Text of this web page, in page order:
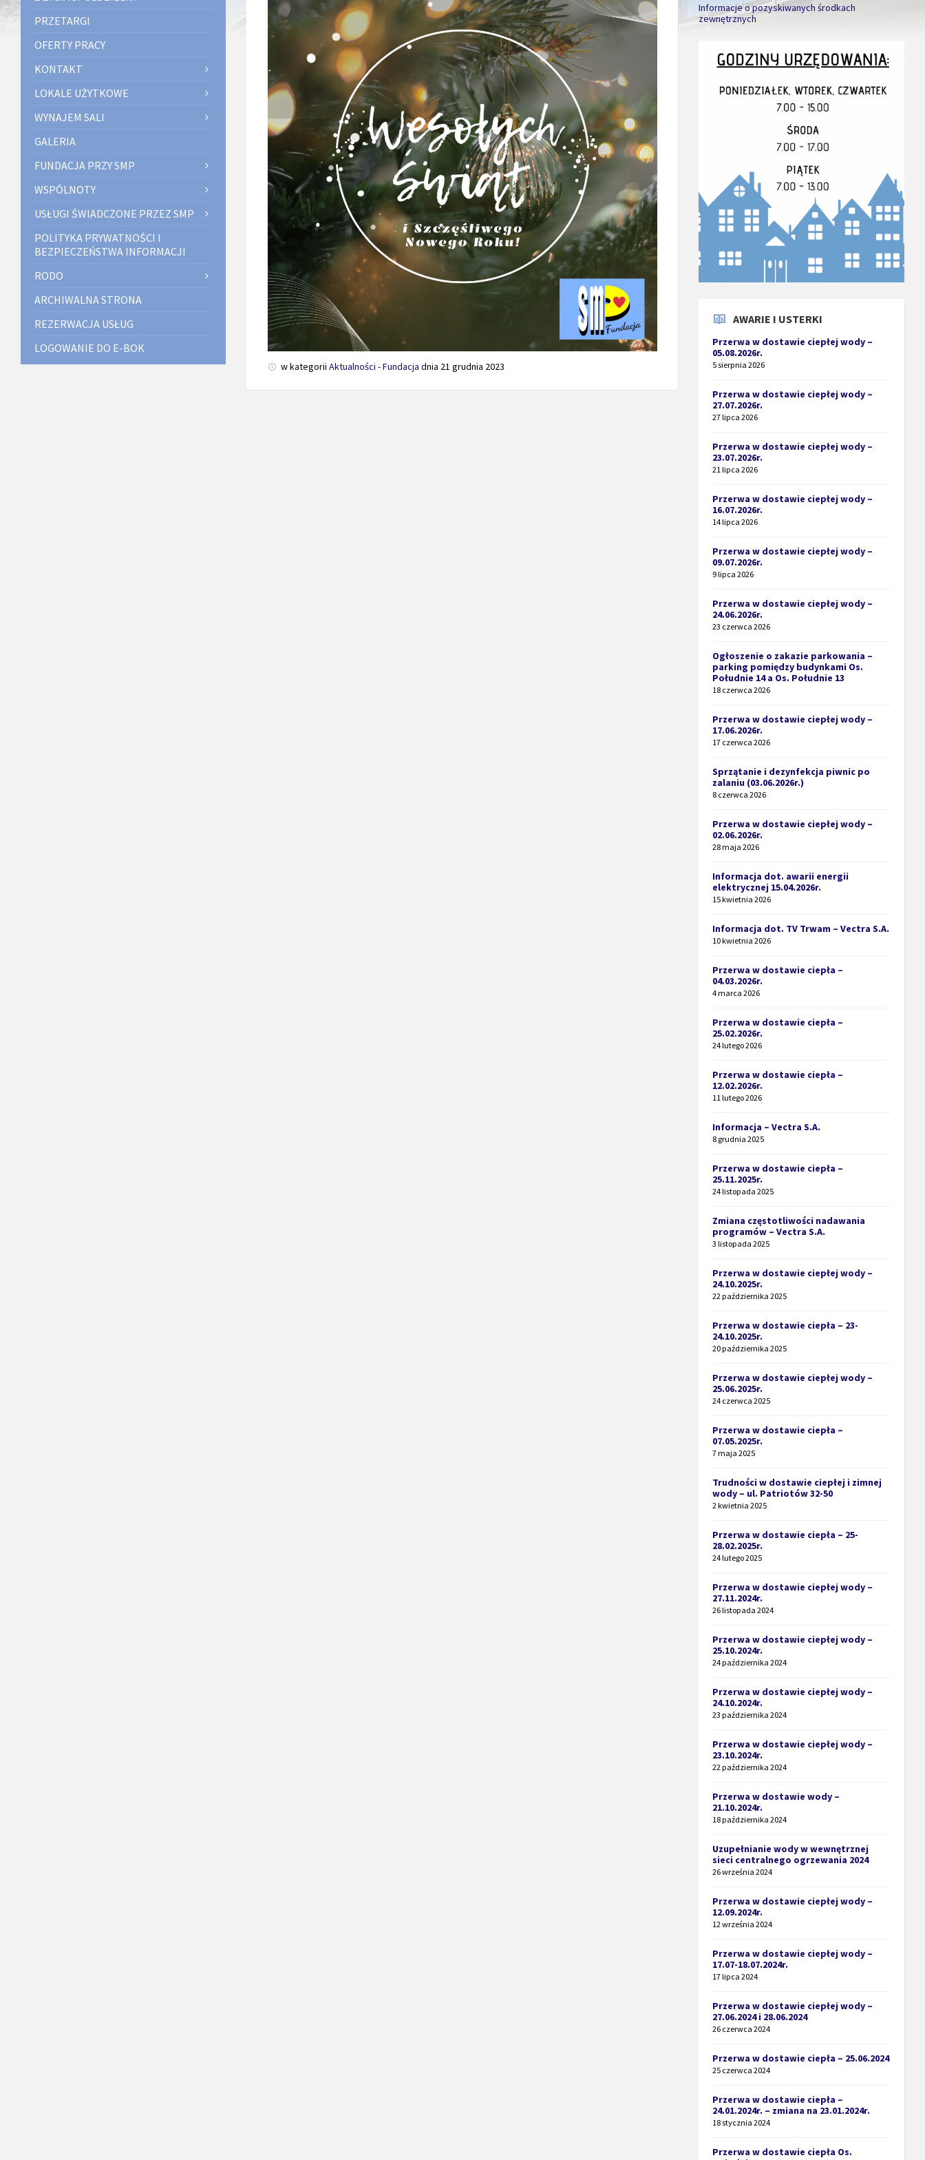
w kategoriiAktualności - Fundacja dnia 21 grudnia 2023
PRZETARGI
OFERTY PRACY
KONTAKT
LOKALE UŻYTKOWE
WYNAJEM SALI
GALERIA
FUNDACJA PRZY SMP
WSPÓLNOTY
USŁUGI ŚWIADCZONE PRZEZ SMP
POLITYKA PRYWATNOŚCI I
BEZPIECZEŃSTWA INFORMACJI
RODO
ARCHIWALNA STRONA
REZERWACJA USŁUG
LOGOWANIE DO E-BOK
Informacje o pozyskiwanych środkach
zewnętrznych
AWARIE I USTERKI
Przerwa w dostawie ciepłej wody –
05.08.2026r.
5 sierpnia 2026
Przerwa w dostawie ciepłej wody –
27.07.2026r.
27 lipca 2026
Przerwa w dostawie ciepłej wody –
23.07.2026r.
21 lipca 2026
Przerwa w dostawie ciepłej wody –
16.07.2026r.
14 lipca 2026
Przerwa w dostawie ciepłej wody –
09.07.2026r.
9 lipca 2026
Przerwa w dostawie ciepłej wody –
24.06.2026r.
23 czerwca 2026
Ogłoszenie o zakazie parkowania –
parking pomiędzy budynkami Os.
Południe 14 a Os. Południe 13
18 czerwca 2026
Przerwa w dostawie ciepłej wody –
17.06.2026r.
17 czerwca 2026
Sprzątanie i dezynfekcja piwnic po
zalaniu (03.06.2026r.)
8 czerwca 2026
Przerwa w dostawie ciepłej wody –
02.06.2026r.
28 maja 2026
Informacja dot. awarii energii
elektrycznej 15.04.2026r.
15 kwietnia 2026
Informacja dot. TV Trwam – Vectra S.A.
10 kwietnia 2026
Przerwa w dostawie ciepła –
04.03.2026r.
4 marca 2026
Przerwa w dostawie ciepła –
25.02.2026r.
24 lutego 2026
Przerwa w dostawie ciepła –
12.02.2026r.
11 lutego 2026
Informacja – Vectra S.A.
8 grudnia 2025
Przerwa w dostawie ciepła –
25.11.2025r.
24 listopada 2025
Zmiana częstotliwości nadawania
programów – Vectra S.A.
3 listopada 2025
Przerwa w dostawie ciepłej wody –
24.10.2025r.
22 października 2025
Przerwa w dostawie ciepła – 23-
24.10.2025r.
20 października 2025
Przerwa w dostawie ciepłej wody –
25.06.2025r.
24 czerwca 2025
Przerwa w dostawie ciepła –
07.05.2025r.
7 maja 2025
Trudności w dostawie ciepłej i zimnej
wody – ul. Patriotów 32-50
2 kwietnia 2025
Przerwa w dostawie ciepła – 25-
28.02.2025r.
24 lutego 2025
Przerwa w dostawie ciepłej wody –
27.11.2024r.
26 listopada 2024
Przerwa w dostawie ciepłej wody –
25.10.2024r.
24 października 2024
Przerwa w dostawie ciepłej wody –
24.10.2024r.
23 października 2024
Przerwa w dostawie ciepłej wody –
23.10.2024r.
22 października 2024
Przerwa w dostawie wody –
21.10.2024r.
18 października 2024
Uzupełnianie wody w wewnętrznej
sieci centralnego ogrzewania 2024
26 września 2024
Przerwa w dostawie ciepłej wody –
12.09.2024r.
12 września 2024
Przerwa w dostawie ciepłej wody –
17.07-18.07.2024r.
17 lipca 2024
Przerwa w dostawie ciepłej wody –
27.06.2024 i 28.06.2024
26 czerwca 2024
Przerwa w dostawie ciepła – 25.06.2024
25 czerwca 2024
Przerwa w dostawie ciepła –
24.01.2024r. – zmiana na 23.01.2024r.
18 stycznia 2024
Przerwa w dostawie ciepła Os.